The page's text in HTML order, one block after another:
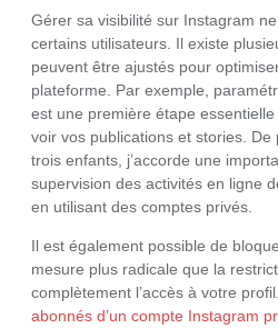
Gérer sa visibilité sur Instagram
certains utilisateurs. Il existe
peuvent être ajustés pour
plateforme. Par exemple,
est une première étape
voir vos publications et stories.
trois enfants, j’accorde une
supervision des activités en ligne
en utilisant des comptes privés.
Il est également possible de
mesure plus radicale que la
complètement l’accès à votre
abonnés d’un compte Instagram